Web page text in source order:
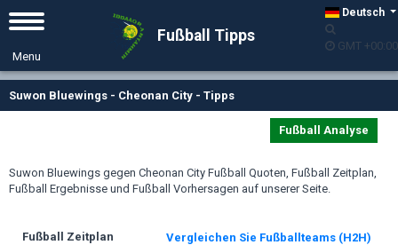
Deutsch
GMT +00:00
Fußball Tipps
Suwon Bluewings - Cheonan City - Tipps
Fußball Analyse
Suwon Bluewings gegen Cheonan City Fußball Quoten, Fußball Zeitplan,
Fußball Ergebnisse und Fußball Vorhersagen auf unserer Seite.
Fußball Zeitplan Vergleichen Sie Fußballteams (H2H)